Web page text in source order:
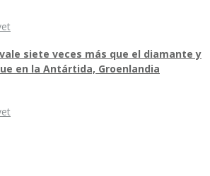
siete veces más que el diamante y
en la Antártida, Groenlandia